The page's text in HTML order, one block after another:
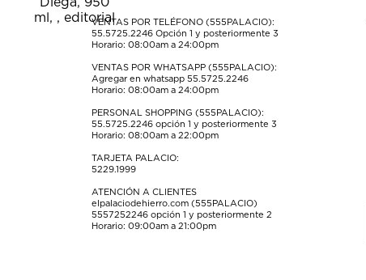
el
formulario
el
formulario
de
formulario
de
formulario
de
formulario
de
envío.
VENTAS POR TELÉFONO (555PALACIO):
55.5725.2246 Opción 1 y posteriormente 3
Horario: 08:00am a 24:00pm
VENTAS POR WHATSAPP (555PALACIO):
Agregar en whatsapp 55.5725.2246
Horario: 08:00am a 24:00pm
PERSONAL SHOPPING (555PALACIO):
55.5725.2246 opción 1 y posteriormente 3
Horario: 08:00am a 22:00pm
TARJETA PALACIO:
5229.1999
ATENCIÓN A CLIENTES
elpalaciodehierro.com (555PALACIO)
5557252246 opción 1 y posteriormente 2
Horario: 09:00am a 21:00pm